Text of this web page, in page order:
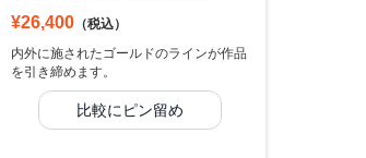
¥26,400 （税込）
内外に施されたゴールドのラインが作品
を引き締めます。
比較にピン留め